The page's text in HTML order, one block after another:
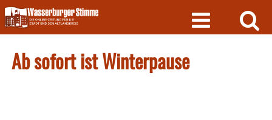
Skip
to
content
Ab sofort ist Winterpause